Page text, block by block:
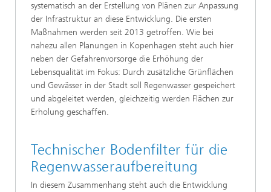
systematisch an der Erstellung von Plänen zur Anpassung
der Infrastruktur an diese Entwicklung. Die ersten
Maßnahmen werden seit 2013 getroffen. Wie bei
nahezu allen Planungen in Kopenhagen steht auch hier
neben der Gefahrenvorsorge die Erhöhung der
Lebensqualität im Fokus: Durch zusätzliche Grünflächen
und Gewässer in der Stadt soll Regenwasser gespeichert
und abgeleitet werden, gleichzeitig werden Flächen zur
Erholung geschaffen.
Technischer Bodenfilter für die
Regenwasseraufbereitung
In diesem Zusammenhang steht auch die Entwicklung